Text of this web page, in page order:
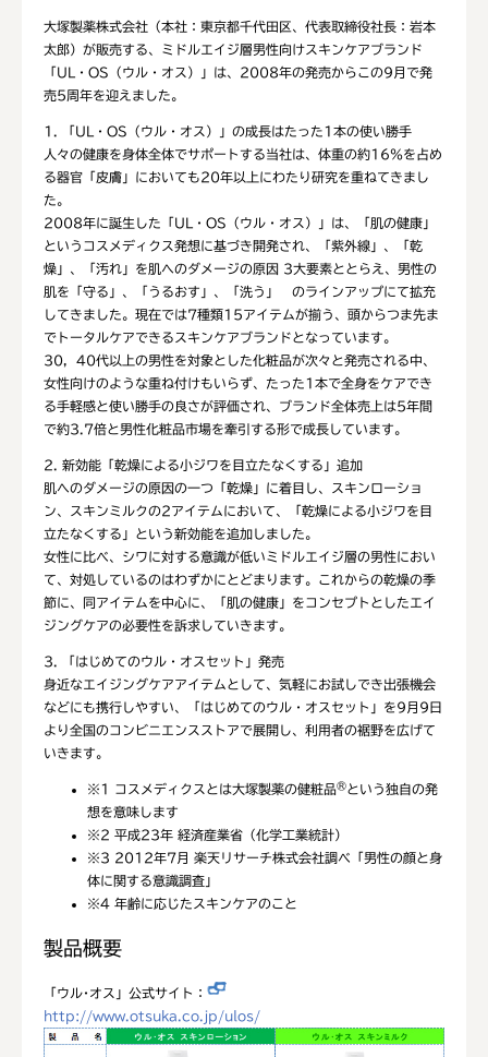
大塚製薬株式会社（本社：東京都千代田区、代表取締役社長：岩本
太郎）が販売する、ミドルエイジ層男性向けスキンケアブランド
「UL・OS（ウル・オス）」は、2008年の発売からこの9月で発
売5周年を迎えました。
1. 「UL・OS（ウル・オス）」の成長はたった1本の使い勝手
人々の健康を身体全体でサポートする当社は、体重の約16％を占め
る器官「皮膚」においても20年以上にわたり研究を重ねてきまし
た。
2008年に誕生した「UL・OS（ウル・オス）」は、「肌の健康」
というコスメディクス発想に基づき開発され、「紫外線」、「乾
燥」、「汚れ」を肌へのダメージの原因 3大要素ととらえ、男性の
肌を「守る」、「うるおす」、「洗う」 のラインアップにて拡充
してきました。現在では7種類15アイテムが揃う、頭からつま先ま
でトータルケアできるスキンケアブランドとなっています。
30，40代以上の男性を対象とした化粧品が次々と発売される中、
女性向けのような重ね付けもいらず、たった1本で全身をケアでき
る手軽感と使い勝手の良さが評価され、ブランド全体売上は5年間
で約3.7倍と男性化粧品市場を牽引する形で成長しています。
2. 新効能「乾燥による小ジワを目立たなくする」追加
肌へのダメージの原因の一つ「乾燥」に着目し、スキンローショ
ン、スキンミルクの2アイテムにおいて、「乾燥による小ジワを目
立たなくする」という新効能を追加しました。
女性に比べ、シワに対する意識が低いミドルエイジ層の男性におい
て、対処しているのはわずかにとどまります。これからの乾燥の季
節に、同アイテムを中心に、「肌の健康」をコンセプトとしたエイ
ジングケアの必要性を訴求していきます。
3. 「はじめてのウル・オスセット」発売
身近なエイジングケアアイテムとして、気軽にお試しでき出張機会
などにも携行しやすい、「はじめてのウル・オスセット」を9月9日
より全国のコンビニエンスストアで展開し、利用者の裾野を広げて
いきます。
※1 コスメディクスとは大塚製薬の健粧品®という独自の発
想を意味します
※2 平成23年 経済産業省（化学工業統計）
※3 2012年7月 楽天リサーチ株式会社調べ「男性の顔と身
体に関する意識調査」
※4 年齢に応じたスキンケアのこと
製品概要
「ウル･オス」公式サイト：
http://www.otsuka.co.jp/ulos/